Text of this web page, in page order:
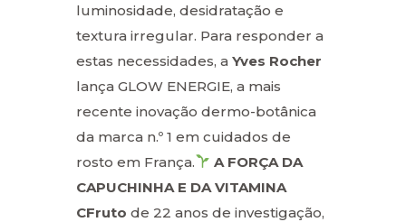
luminosidade, desidratação e
textura irregular. Para responder a
estas necessidades, a Yves Rocher
lança GLOW ENERGIE, a mais
recente inovação dermo-botânica
da marca n.º 1 em cuidados de
rosto em França.
A FORÇA DA
CAPUCHINHA E DA VITAMINA
CFruto de 22 anos de investigação,